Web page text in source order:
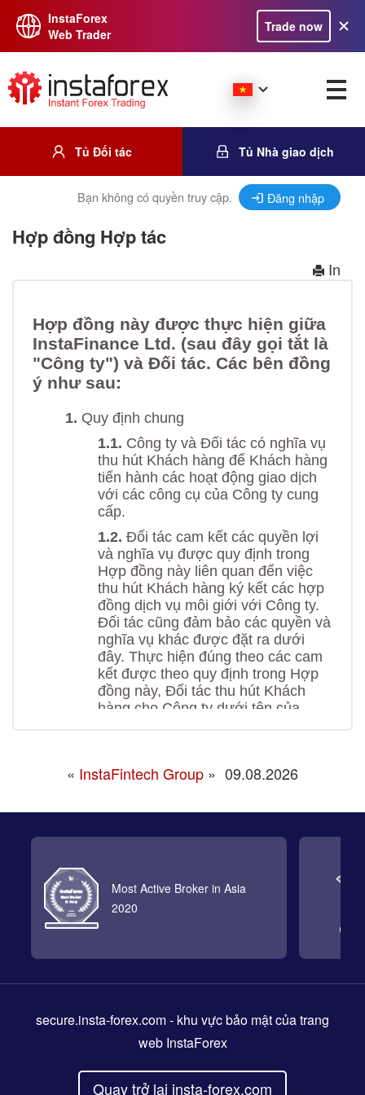
InstaForex
Web Trader
Trade now
Tủ Đối tác Tủ Nhà giao dịch
Bạn không có quyền truy cập. Đăng nhập
Hợp đồng Hợp tác
In
« InstaFintech Group » 09.08.2026
Most Active Broker in Asia
2020
secure.insta-forex.com- khu vực bảo mật của trang
web InstaForex
Quay trở lại insta-forex.com